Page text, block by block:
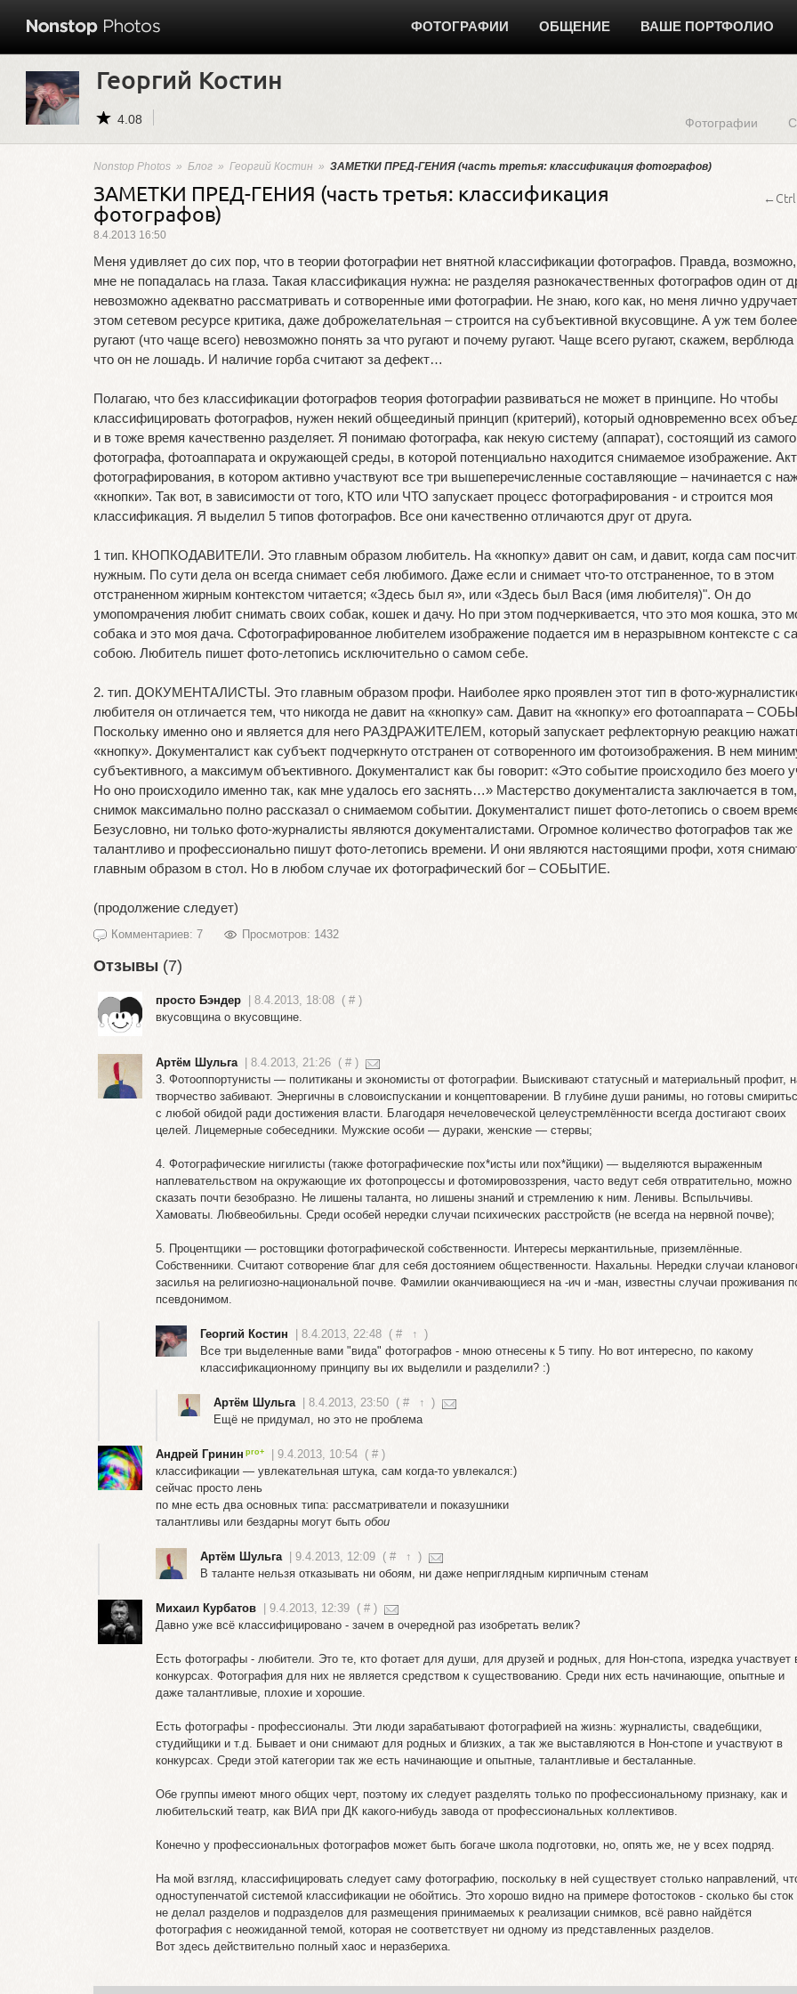
ФОТОГРАФИИ ОБЩЕНИЕ ВАШЕ ПОРТФОЛИО
Георгий Костин
4.08 Фотографии
Nonstop Photos » Блог » Георгий Костин » ЗАМЕТКИ ПРЕД-ГЕНИЯ (часть третья: классификация фотографов)
ЗАМЕТКИ ПРЕД-ГЕНИЯ (часть третья: классификация
фотографов)
←Ctrl
8.4.2013 16:50
Меня удивляет до сих пор, что в теории фотографии нет внятной классификации фотографов. Правда,
мне не попадалась на глаза. Такая классификация нужна: не разделяя разнокачественных фотографов один от
невозможно адекватно рассматривать и сотворенные ими фотографии. Не знаю, кого как, но меня лично
этом сетевом ресурсе критика, даже доброжелательная – строится на субъективной вкусовщине. А уж тем
ругают (что чаще всего) невозможно понять за что ругают и почему ругают. Чаще всего ругают, скажем, верблюда
что он не лошадь. И наличие горба считают за дефект…
Полагаю, что без классификации фотографов теория фотографии развиваться не может в принципе. Но чтобы
классифицировать фотографов, нужен некий общеединый принцип (критерий), который одновременно всех
и в тоже время качественно разделяет. Я понимаю фотографа, как некую систему (аппарат), состоящий из самого
фотографа, фотоаппарата и окружающей среды, в которой потенциально находится снимаемое изображение. Акт
фотографирования, в котором активно участвуют все три вышеперечисленные составляющие – начинается с
«кнопки». Так вот, в зависимости от того, КТО или ЧТО запускает процесс фотографирования - и строится моя
классификация. Я выделил 5 типов фотографов. Все они качественно отличаются друг от друга.
1 тип. КНОПКОДАВИТЕЛИ. Это главным образом любитель. На «кнопку» давит он сам, и давит, когда сам
нужным. По сути дела он всегда снимает себя любимого. Даже если и снимает что-то отстраненное, то в этом
отстраненном жирным контекстом читается; «Здесь был я», или «Здесь был Вася (имя любителя)". Он до
умопомрачения любит снимать своих собак, кошек и дачу. Но при этом подчеркивается, что это моя кошка, это
собака и это моя дача. Сфотографированное любителем изображение подается им в неразрывном контексте с
собою. Любитель пишет фото-летопись исключительно о самом себе.
2. тип. ДОКУМЕНТАЛИСТЫ. Это главным образом профи. Наиболее ярко проявлен этот тип в фото-
любителя он отличается тем, что никогда не давит на «кнопку» сам. Давит на «кнопку» его фотоаппарата –
Поскольку именно оно и является для него РАЗДРАЖИТЕЛЕМ, который запускает рефлекторную реакцию
«кнопку». Документалист как субъект подчеркнуто отстранен от сотворенного им фотоизображения. В нем
субъективного, а максимум объективного. Документалист как бы говорит: «Это событие происходило без моего
Но оно происходило именно так, как мне удалось его заснять…» Мастерство документалиста заключается в
снимок максимально полно рассказал о снимаемом событии. Документалист пишет фото-летопись о своем
Безусловно, ни только фото-журналисты являются документалистами. Огромное количество фотографов так же
талантливо и профессионально пишут фото-летопись времени. И они являются настоящими профи, хотя
главным образом в стол. Но в любом случае их фотографический бог – СОБЫТИЕ.
(продолжение следует)
Комментариев: 7 Просмотров: 1432
Отзывы (7)
просто Бэндер | 8.4.2013, 18:08 ( # )
вкусовщина о вкусовщине.
Артём Шульга | 8.4.2013, 21:26 ( # )
3. Фотооппортунисты — политиканы и экономисты от фотографии. Выискивают статусный и материальный профит,
творчество забивают. Энергичны в словоиспускании и концептоварении. В глубине души ранимы, но готовы
с любой обидой ради достижения власти. Благодаря нечеловеческой целеустремлённости всегда достигают своих
целей. Лицемерные собеседники. Мужские особи — дураки, женские — стервы;
4. Фотографические нигилисты (также фотографические пох*исты или пох*йщики) — выделяются выраженным
наплевательством на окружающие их фотопроцессы и фотомировоззрения, часто ведут себя отвратительно, можно
сказать почти безобразно. Не лишены таланта, но лишены знаний и стремлению к ним. Ленивы. Вспыльчивы.
Хамоваты. Любвеобильны. Среди особей нередки случаи психических расстройств (не всегда на нервной почве);
5. Процентщики — ростовщики фотографической собственности. Интересы меркантильные, приземлённые.
Собственники. Считают сотворение благ для себя достоянием общественности. Нахальны. Нередки случаи
засилья на религиозно-национальной почве. Фамилии оканчивающиеся на -ич и -ман, известны случаи проживания
псевдонимом.
Георгий Костин | 8.4.2013, 22:48 ( # ↑ )
Все три выделенные вами "вида" фотографов - мною отнесены к 5 типу. Но вот интересно, по какому
классификационному принципу вы их выделили и разделили? :)
Артём Шульга | 8.4.2013, 23:50 ( # ↑ )
Ещё не придумал, но это не проблема
Андрей Гринин | 9.4.2013, 10:54 ( # )
классификации — увлекательная штука, сам когда-то увлекался:)
сейчас просто лень
по мне есть два основных типа: рассматриватели и показушники
талантливы или бездарны могут быть обои
Артём Шульга | 9.4.2013, 12:09 ( # ↑ )
В таланте нельзя отказывать ни обоям, ни даже неприглядным кирпичным стенам
Михаил Курбатов | 9.4.2013, 12:39 ( # )
Давно уже всё классифицировано - зачем в очередной раз изобретать велик?
Есть фотографы - любители. Это те, кто фотает для души, для друзей и родных, для Нон-стопа, изредка участвует
конкурсах. Фотография для них не является средством к существованию. Среди них есть начинающие, опытные и
даже талантливые, плохие и хорошие.
Есть фотографы - профессионалы. Эти люди зарабатывают фотографией на жизнь: журналисты, свадебщики,
студийщики и т.д. Бывает и они снимают для родных и близких, а так же выставляются в Нон-стопе и участвуют в
конкурсах. Среди этой категории так же есть начинающие и опытные, талантливые и бесталанные.
Обе группы имеют много общих черт, поэтому их следует разделять только по профессиональному признаку, как и
любительский театр, как ВИА при ДК какого-нибудь завода от профессиональных коллективов.
Конечно у профессиональных фотографов может быть богаче школа подготовки, но, опять же, не у всех подряд.
На мой взгляд, классифицировать следует саму фотографию, поскольку в ней существует столько направлений,
одноступенчатой системой классификации не обойтись. Это хорошо видно на примере фотостоков - сколько бы сток
не делал разделов и подразделов для размещения принимаемых к реализации снимков, всё равно найдётся
фотография с неожиданной темой, которая не соответствует ни одному из представленных разделов.
Вот здесь действительно полный хаос и неразбериха.